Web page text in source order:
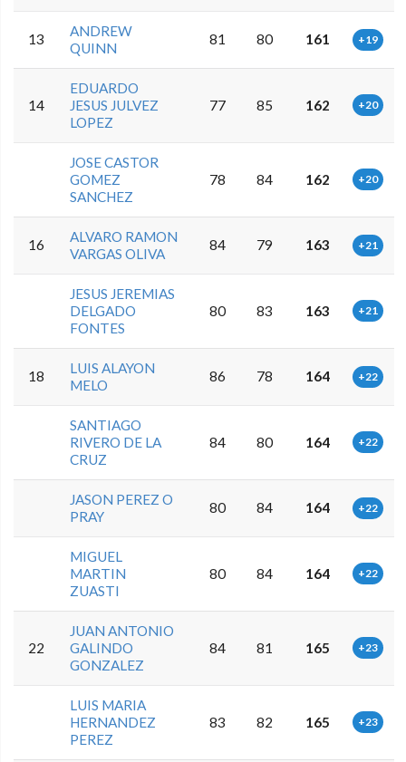
13
ANDREW
QUINN
81 80 161 +19
14
EDUARDO
JESUS JULVEZ
LOPEZ
77 85 162 +20
JOSE CASTOR
GOMEZ
SANCHEZ
78 84 162 +20
16
ALVARO RAMON
VARGAS OLIVA
84 79 163 +21
JESUS JEREMIAS
DELGADO
FONTES
80 83 163 +21
18
LUIS ALAYON
MELO
86 78 164 +22
SANTIAGO
RIVERO DE LA
CRUZ
84 80 164 +22
JASON PEREZ O
PRAY
80 84 164 +22
MIGUEL
MARTIN
ZUASTI
80 84 164 +22
22
JUAN ANTONIO
GALINDO
GONZALEZ
84 81 165 +23
LUIS MARIA
HERNANDEZ
PEREZ
83 82 165 +23